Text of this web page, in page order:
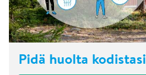
Pidä huolta kodistasi